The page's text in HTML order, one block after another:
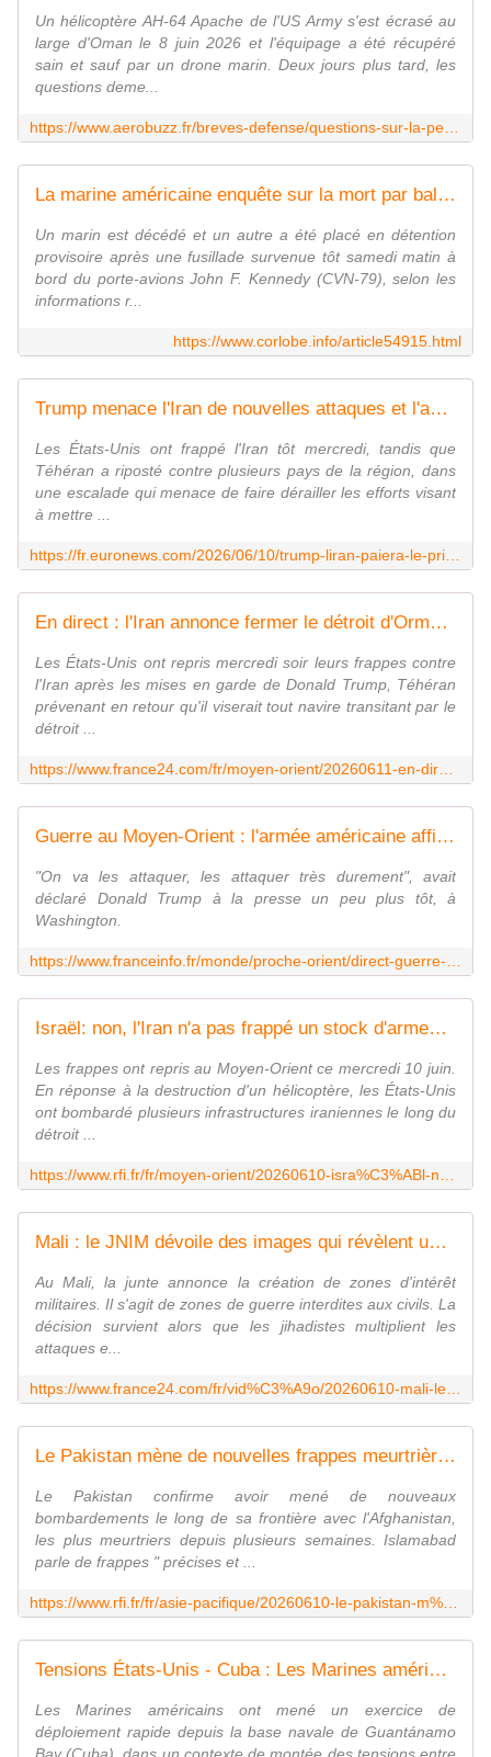
Un hélicoptère AH-64 Apache de l'US Army s'est écrasé au
large d'Oman le 8 juin 2026 et l'équipage a été récupéré
sain et sauf par un drone marin. Deux jours plus tard, les
questions deme...
La marine américaine enquête sur la mort par balle d'un marin à bord du porte-avions USS John F. Kennedy
Un marin est décédé et un autre a été placé en détention
provisoire après une fusillade survenue tôt samedi matin à
bord du porte-avions John F. Kennedy (CVN-79), selon les
informations r...
https://www.corlobe.info/article54915.html
Trump menace l'Iran de nouvelles attaques et l'accuse de "mener les États-Unis en bateau"
Les États-Unis ont frappé l'Iran tôt mercredi, tandis que
Téhéran a riposté contre plusieurs pays de la région, dans
une escalade qui menace de faire dérailler les efforts visant
à mettre ...
En direct : l'Iran annonce fermer le détroit d'Ormuz à tout type de navire, Washington dément
Les États-Unis ont repris mercredi soir leurs frappes contre
l'Iran après les mises en garde de Donald Trump, Téhéran
prévenant en retour qu'il viserait tout navire transitant par le
détroit ...
Guerre au Moyen-Orient : l'armée américaine affirme qu'elle a mené de nouvelles "frappes défensives" contre l'Iran, des explosions près du détroit d'Ormuz
"On va les attaquer, les attaquer très durement", avait
déclaré Donald Trump à la presse un peu plus tôt, à
Washington.
Israël: non, l'Iran n'a pas frappé un stock d'armes nucléaires
Les frappes ont repris au Moyen-Orient ce mercredi 10 juin.
En réponse à la destruction d'un hélicoptère, les États-Unis
ont bombardé plusieurs infrastructures iraniennes le long du
détroit ...
Mali : le JNIM dévoile des images qui révèlent un usage inédit de drones
Au Mali, la junte annonce la création de zones d'intérêt
militaires. Il s'agit de zones de guerre interdites aux civils. La
décision survient alors que les jihadistes multiplient les
attaques e...
Le Pakistan mène de nouvelles frappes meurtrières sur l'Afghanistan
Le Pakistan confirme avoir mené de nouveaux
bombardements le long de sa frontière avec l'Afghanistan,
les plus meurtriers depuis plusieurs semaines. Islamabad
parle de frappes " précises et ...
Tensions États-Unis - Cuba : Les Marines américains s'entraînent à un déploiement sur l'île depuis la base de Guantanamo
Les Marines américains ont mené un exercice de
déploiement rapide depuis la base navale de Guantánamo